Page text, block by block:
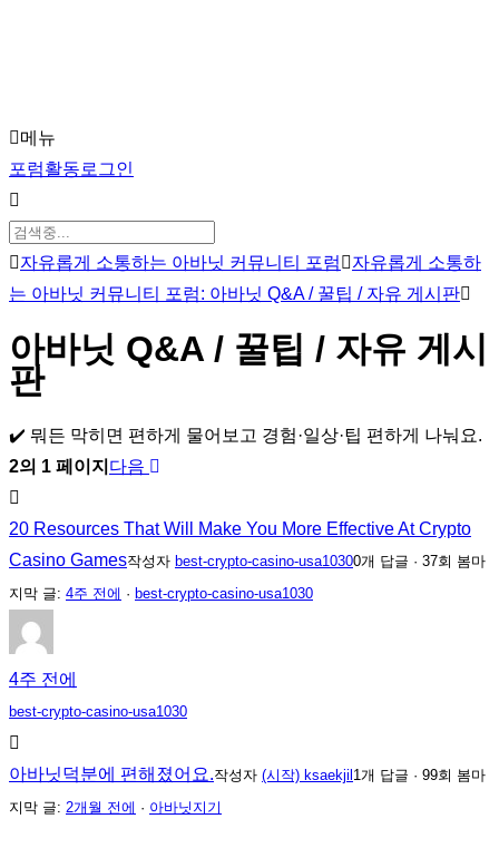
content
메뉴
포
럼
탐
색
포럼활동로그인
포
럼
동
경
-
위
치
입
니
자유롭게 소통하는 아바닛 커뮤니티 포럼
자유롭게 소통하
는 아바닛 커뮤니티 포럼: 아바닛 Q&A / 꿀팁 / 자유 게시판
아바닛 Q&A / 꿀팁 / 자유 게시
판
✔️ 뭐든 막히면 편하게 물어보고 경험·일상·팁 편하게 나눠요.
2의 1 페이지 다음
20 Resources That Will Make You More Effective At Crypto
Casino Games작성자 best-crypto-casino-usa10300개 답글 · 37회 봄마
지막 글: 4주 전에 · best-crypto-casino-usa1030
4주 전에
best-crypto-casino-usa1030
아바닛덕분에 편해졌어요.작성자 (시작) ksaekjil 1개 답글 · 99회 봄마
지막 글: 2개월 전에 · 아바닛지기